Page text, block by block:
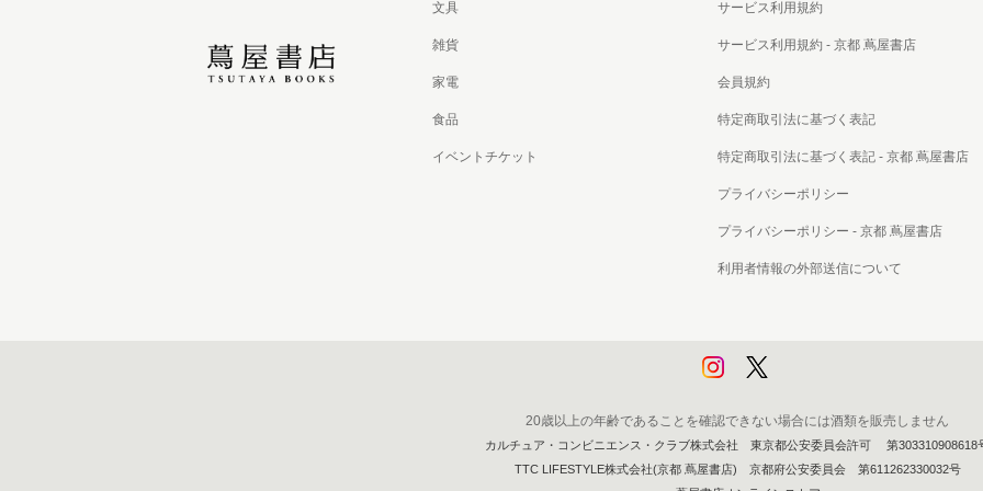
文具
雑貨
家電
食品
イベントチケット
サービス利用規約
サービス利用規約 - 京都 蔦屋書店
会員規約
特定商取引法に基づく表記
特定商取引法に基づく表記 - 京都 蔦屋書店
プライバシーポリシー
プライバシーポリシー - 京都 蔦屋書店
利用者情報の外部送信について
20歳以上の年齢であることを確認できない場合には酒類を販売しません
カルチュア・コンビニエンス・クラブ株式会社 東京都公安委員会許可 第303310908618
TTC LIFESTYLE株式会社(京都 蔦屋書店) 京都府公安委員会 第611262330032号